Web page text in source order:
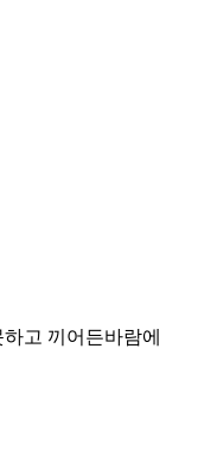
고 끼어든바람에